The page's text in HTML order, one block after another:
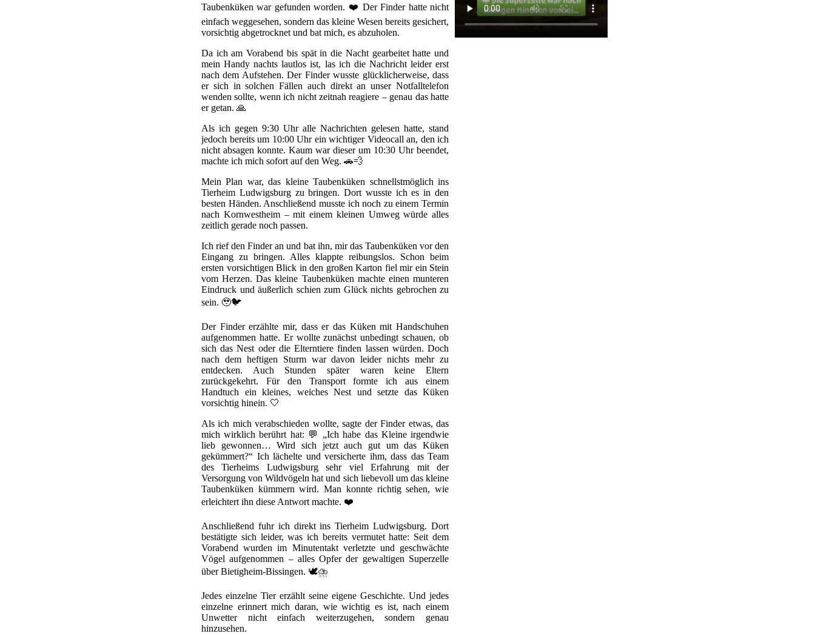
Taubenküken war gefunden worden. ❤️ Der Finder hatte nicht
einfach weggesehen, sondern das kleine Wesen bereits gesichert,
vorsichtig abgetrocknet und bat mich, es abzuholen.
Da ich am Vorabend bis spät in die Nacht gearbeitet hatte und
mein Handy nachts lautlos ist, las ich die Nachricht leider erst
nach dem Aufstehen. Der Finder wusste glücklicherweise, dass
er sich in solchen Fällen auch direkt an unser Notfalltelefon
wenden sollte, wenn ich nicht zeitnah reagiere – genau das hatte
er getan. 🙏
Als ich gegen 9:30 Uhr alle Nachrichten gelesen hatte, stand
jedoch bereits um 10:00 Uhr ein wichtiger Videocall an, den ich
nicht absagen konnte. Kaum war dieser um 10:30 Uhr beendet,
machte ich mich sofort auf den Weg. 🚗💨
Mein Plan war, das kleine Taubenküken schnellstmöglich ins
Tierheim Ludwigsburg zu bringen. Dort wusste ich es in den
besten Händen. Anschließend musste ich noch zu einem Termin
nach Kornwestheim – mit einem kleinen Umweg würde alles
zeitlich gerade noch passen.
Ich rief den Finder an und bat ihn, mir das Taubenküken vor den
Eingang zu bringen. Alles klappte reibungslos. Schon beim
ersten vorsichtigen Blick in den großen Karton fiel mir ein Stein
vom Herzen. Das kleine Taubenküken machte einen munteren
Eindruck und äußerlich schien zum Glück nichts gebrochen zu
sein. 🥹🐦
Der Finder erzählte mir, dass er das Küken mit Handschuhen
aufgenommen hatte. Er wollte zunächst unbedingt schauen, ob
sich das Nest oder die Elterntiere finden lassen würden. Doch
nach dem heftigen Sturm war davon leider nichts mehr zu
entdecken. Auch Stunden später waren keine Eltern
zurückgekehrt. Für den Transport formte ich aus einem
Handtuch ein kleines, weiches Nest und setzte das Küken
vorsichtig hinein. 🤍
Als ich mich verabschieden wollte, sagte der Finder etwas, das
mich wirklich berührt hat: 💬 „Ich habe das Kleine irgendwie
lieb gewonnen… Wird sich jetzt auch gut um das Küken
gekümmert?“ Ich lächelte und versicherte ihm, dass das Team
des Tierheims Ludwigsburg sehr viel Erfahrung mit der
Versorgung von Wildvögeln hat und sich liebevoll um das kleine
Taubenküken kümmern wird. Man konnte richtig sehen, wie
erleichtert ihn diese Antwort machte. ❤️
Anschließend fuhr ich direkt ins Tierheim Ludwigsburg. Dort
bestätigte sich leider, was ich bereits vermutet hatte: Seit dem
Vorabend wurden im Minutentakt verletzte und geschwächte
Vögel aufgenommen – alles Opfer der gewaltigen Superzelle
über Bietigheim-Bissingen. 🕊️⛈️
Jedes einzelne Tier erzählt seine eigene Geschichte. Und jedes
einzelne erinnert mich daran, wie wichtig es ist, nach einem
Unwetter nicht einfach weiterzugehen, sondern genau
hinzusehen.